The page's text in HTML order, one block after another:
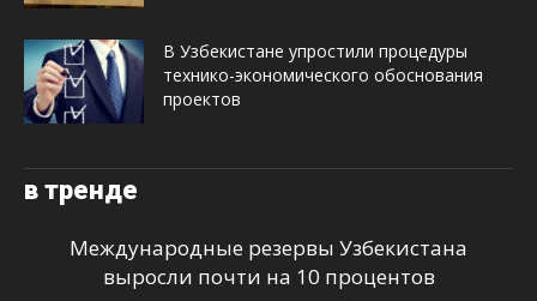
В Узбекистане упростили процедуры
технико-экономического обоснования
проектов
в тренде
Международные резервы Узбекистана
выросли почти на 10 процентов